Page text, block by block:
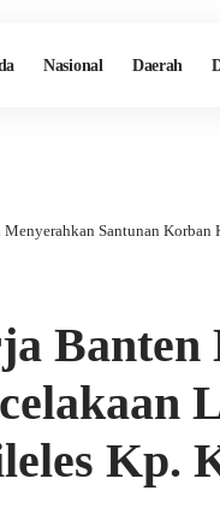
Nasional Daerah
Menyerahkan Santunan
Kp.